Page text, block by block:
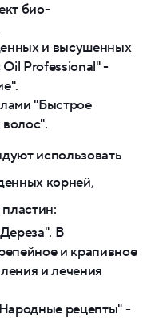
био-
и высушенных
Professional" -
"Быстрое
использовать
корней,
В
и крапивное
и лечения
рецепты" -